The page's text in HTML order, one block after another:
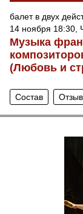
балет в двух
14 ноября 18:30,
Музыка
(Любовь и
Состав